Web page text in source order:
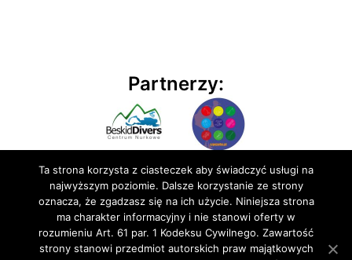
Partnerzy:
© 2020 BluEmu sp. z o.o. Wszelkie prawa zastrzeżone
Ta strona korzysta z ciasteczek aby świadczyć usługi na
najwyższym poziomie. Dalsze korzystanie ze strony
oznacza, że zgadzasz się na ich użycie. Niniejsza strona
ma charakter informacyjny i nie stanowi oferty w
rozumieniu Art. 61 par. 1 Kodeksu Cywilnego. Zawartość
strony stanowi przedmiot autorskich praw majątkowych